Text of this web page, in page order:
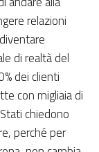
relazioni
di realtà del
dei clienti
con migliaia di
chiedono
perché per